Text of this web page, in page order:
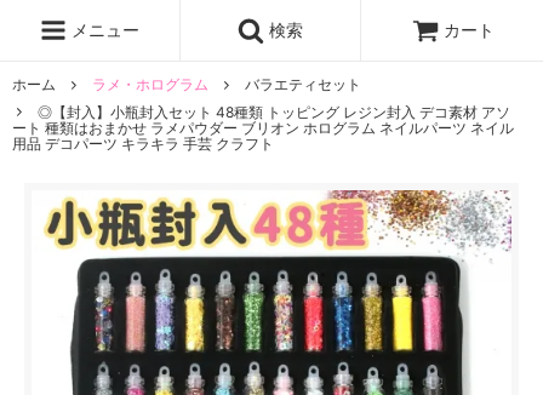
メニュー 検索 カート
ホーム ラメ・ホログラム
バラエティセット
◎【封入】小瓶封入セット 48種類 トッピング レジン封入 デコ素材 アソ
ート 種類はおまかせ ラメパウダー ブリオン ホログラム ネイルパーツ ネイル
用品 デコパーツ キラキラ 手芸 クラフト